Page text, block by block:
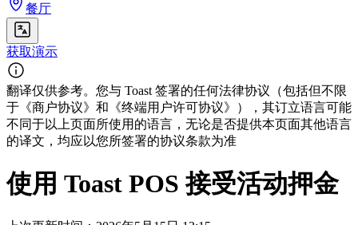
餐厅
获取演示
翻译仅供参考。您与 Toast 签署的任何法律协议（包括但不限
于《商户协议》和《终端用户许可协议》），其订立语言可能
不同于以上页面所使用的语言，无论是否提供本页面其他语言
的译文，均应以您所签署的协议条款为准
使用 Toast POS 接受活动押金